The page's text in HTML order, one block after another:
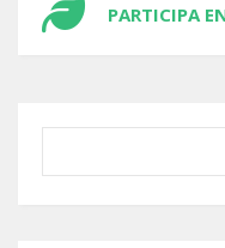
PARTICIPA